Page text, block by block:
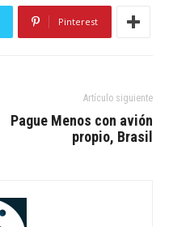
Pinterest
Artículo siguiente
Pague Menos con avión
propio, Brasil